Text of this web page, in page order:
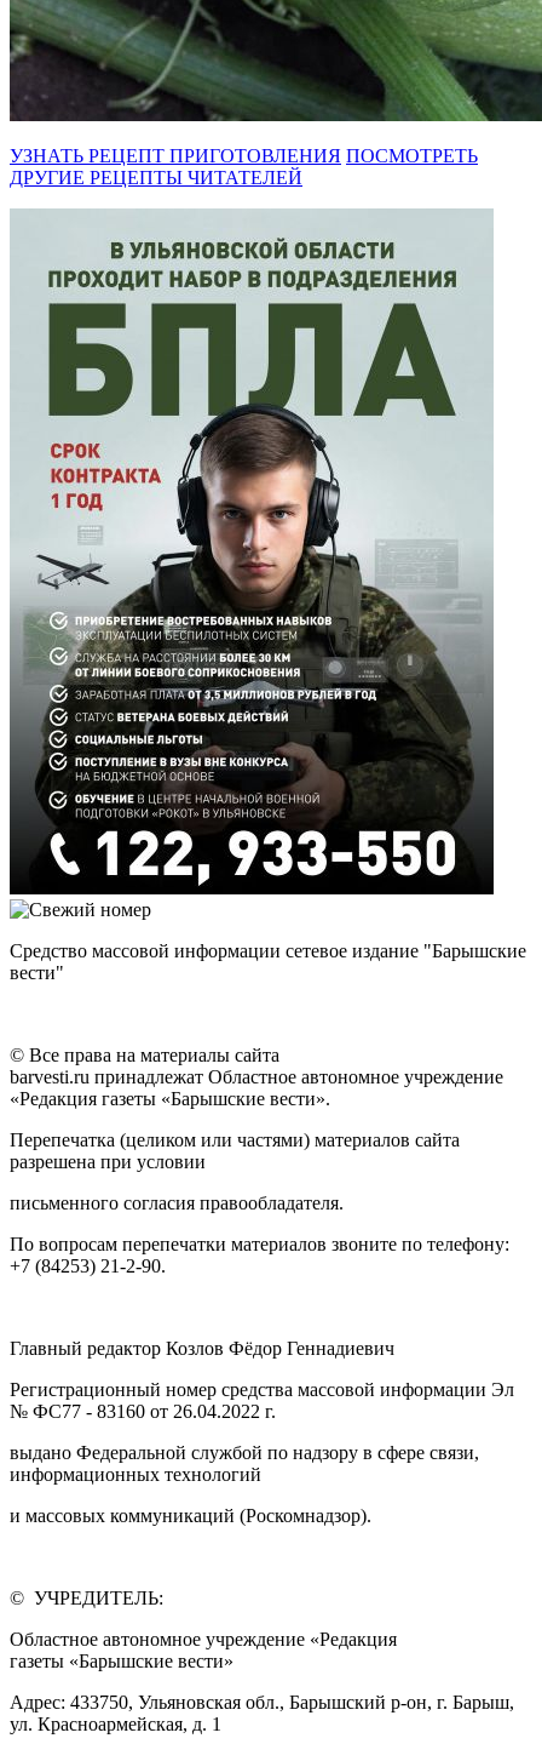
УЗНАТЬ РЕЦЕПТ ПРИГОТОВЛЕНИЯ ПОСМОТРЕТЬ
ДРУГИЕ РЕЦЕПТЫ ЧИТАТЕЛЕЙ
Средство массовой информации сетевое издание "Барышские
вести"
© Все права на материалы сайта
barvesti.ru принадлежат Областное автономное учреждение
«Редакция газеты «Барышские вести».
Перепечатка (целиком или частями) материалов сайта
разрешена при условии
письменного согласия правообладателя.
По вопросам перепечатки материалов звоните по телефону:
+7 (84253) 21-2-90.
Главный редактор Козлов Фёдор Геннадиевич
Регистрационный номер средства массовой информации Эл
№ ФС77 - 83160 от 26.04.2022 г.
выдано Федеральной службой по надзору в сфере связи,
информационных технологий
и массовых коммуникаций (Роскомнадзор).
© УЧРЕДИТЕЛЬ:
Областное автономное учреждение «Редакция
газеты «Барышские вести»
Адрес: 433750, Ульяновская обл., Барышский р-он, г. Барыш,
ул. Красноармейская, д. 1